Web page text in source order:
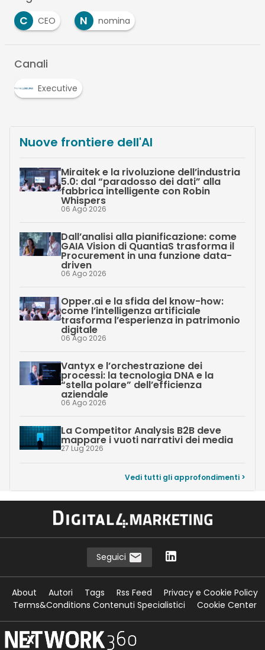
C
CEO N nomina
Canali
Executive
Nuove frontiere dell'AI
Miraitek e la rivoluzione dell’industria
5.0: dal “paradosso dei dati” alla
fabbrica intelligente con Robin
Whispers
06 Ago 2026
Dall’analisi alla pianificazione: come
GAIA Vision di QuantiaS trasforma il
Procurement in una funzione data-
driven
06 Ago 2026
Opper.ai e la sfida del know-how:
come l’intelligenza artificiale
trasforma l’esperienza in patrimonio
digitale
06 Ago 2026
Vantyx e l’orchestrazione dei
processi: la tecnologia DNA e la
“stella polare” dell’efficienza
aziendale
06 Ago 2026
La Competitor Analysis B2B deve
mappare i vuoti narrativi dei media
27 Lug 2026
Vedi tutti gli approfondimenti >
Seguici
About Autori Tags Rss Feed
Privacy e Cookie Policy
Terms&Conditions Contenuti Specialistici
Cookie Center